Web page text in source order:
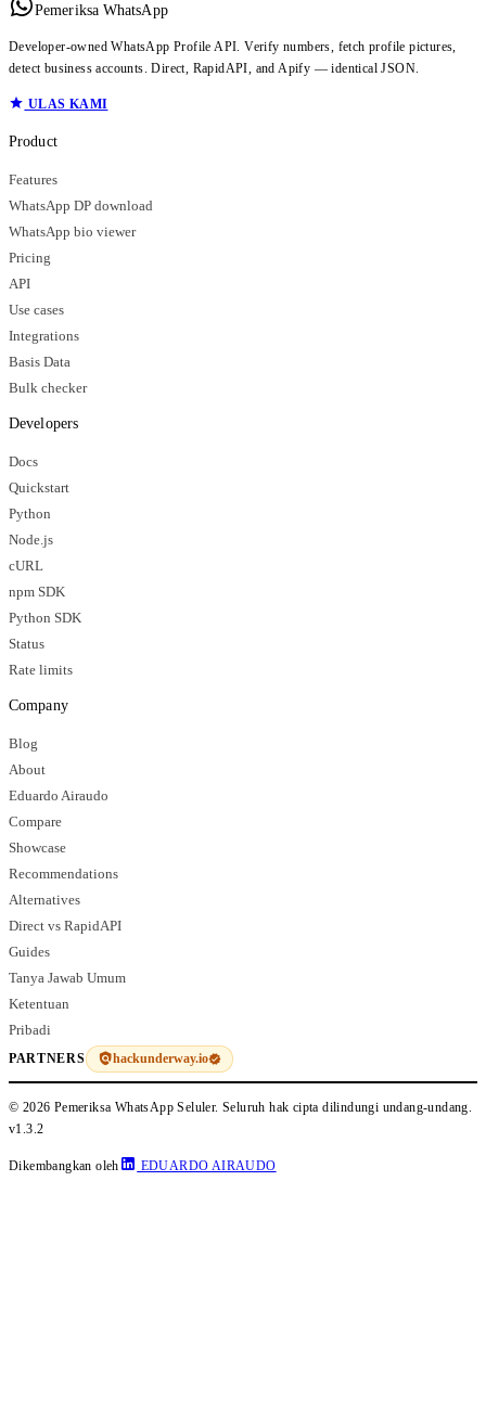
Pemeriksa WhatsApp
Developer-owned WhatsApp Profile API. Verify numbers, fetch profile pictures,
detect business accounts. Direct, RapidAPI, and Apify — identical JSON.
ULAS KAMI
Product
Features
WhatsApp DP download
WhatsApp bio viewer
Pricing
API
Use cases
Integrations
Basis Data
Bulk checker
Developers
Docs
Quickstart
Python
Node.js
cURL
npm SDK
Python SDK
Status
Rate limits
Company
Blog
About
Eduardo Airaudo
Compare
Showcase
Recommendations
Alternatives
Direct vs RapidAPI
Guides
Tanya Jawab Umum
Ketentuan
Pribadi
PARTNERS hackunderway.io
© 2026 Pemeriksa WhatsApp Seluler. Seluruh hak cipta dilindungi undang-undang.
v1.3.2
Dikembangkan oleh EDUARDO AIRAUDO